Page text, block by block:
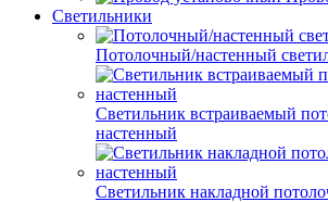
Светильники
Потолочный/настенный
Светильник встраиваемый
настенный
Светильник накладной